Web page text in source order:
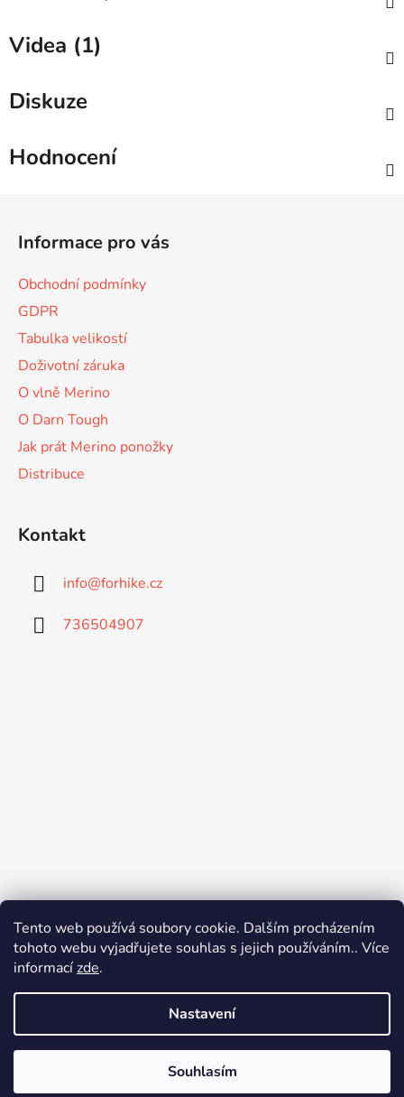
Tento web používá soubory cookie. Dalším procházením
tohoto webu vyjadřujete souhlas s jejich používáním.. Více
informacízde.
Nastavení
Souhlasím
Videa (1)
Diskuze
Hodnocení
Informace pro vás
Obchodní podmínky
GDPR
Tabulka velikostí
Doživotní záruka
O vlně Merino
O Darn Tough
Jak prát Merino ponožky
Distribuce
Kontakt
info@forhike.cz
736504907
Vytvořil Shoptet